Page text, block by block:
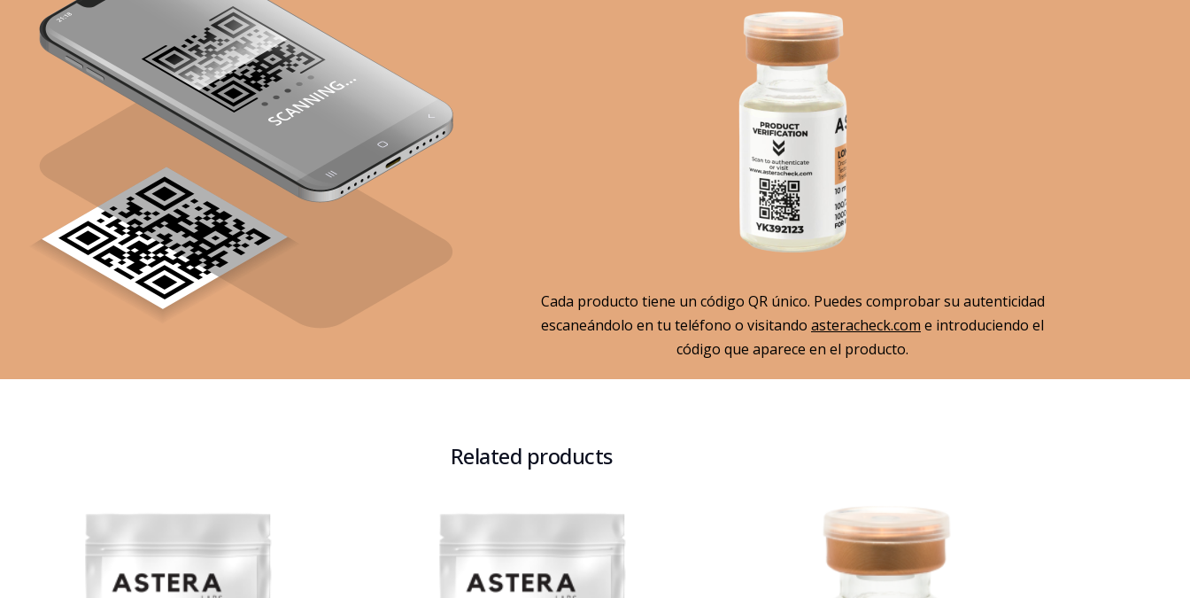
Cada producto tiene un código QR único. Puedes comprobar su autenticidad
escaneándolo en tu teléfono o visitando asteracheck.com e introduciendo el
código que aparece en el producto.
Related products